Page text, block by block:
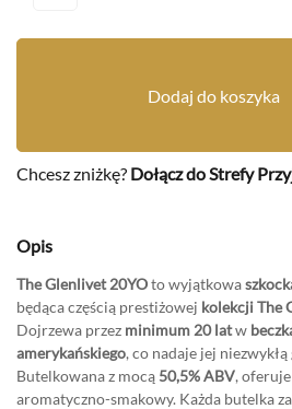
Dodaj do koszyka
Chcesz zniżkę? Dołącz do Strefy
Opis
The Glenlivet 20YOto wyjątkowa
będąca częścią prestiżowej kolekcji The
Dojrzewa przez minimum 20 latw
amerykańskiego, co nadaje jej niezwykłą
Butelkowana z mocą 50,5% ABV,
aromatyczno-smakowy. Każda butelka